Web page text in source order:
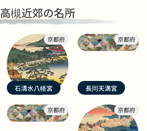
高槻近郊の名所
京都府
石清水八幡宮
京都府
長岡天満宮
京都府 京都府